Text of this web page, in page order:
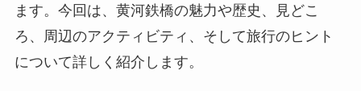
ます。今回は、黄河鉄橋の魅力や歴史、見どこ
ろ、周辺のアクティビティ、そして旅行のヒント
について詳しく紹介します。